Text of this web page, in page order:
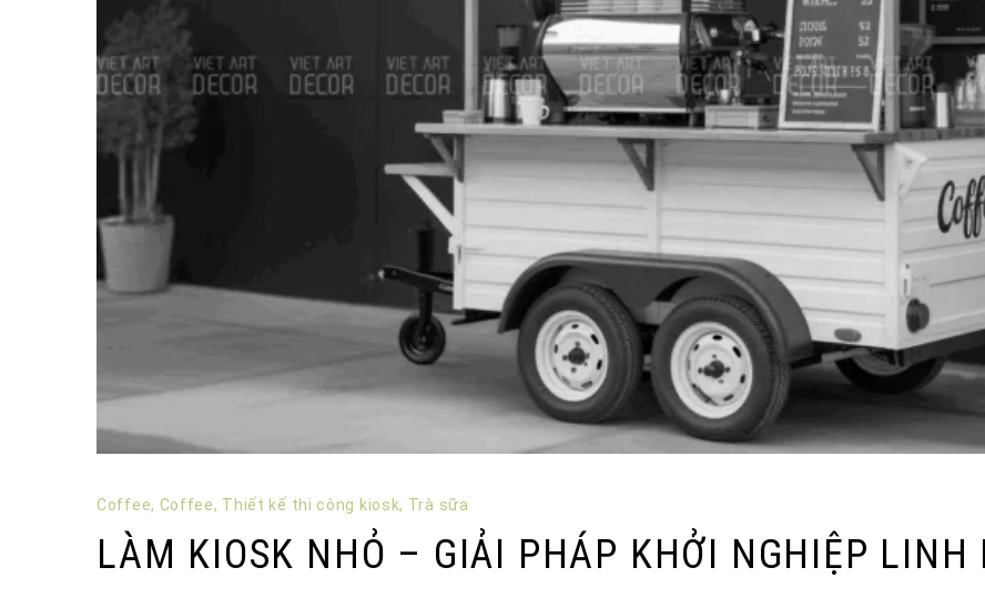
Coffee, Coffee, Thiết kế thi công kiosk, Trà sữa
LÀM KIOSK NHỎ – GIẢI PHÁP KHỞI NGHIỆP LINH